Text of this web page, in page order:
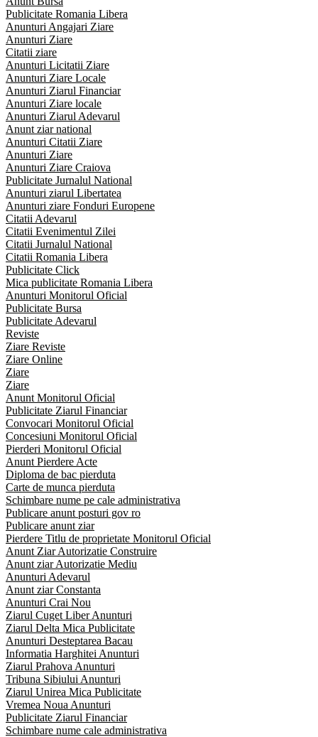
Publicitate Romania Libera
Anunturi Angajari Ziare
Anunturi Ziare
Citatii ziare
Anunturi Licitatii Ziare
Anunturi Ziare Locale
Anunturi Ziarul Financiar
Anunturi Ziare locale
Anunturi Ziarul Adevarul
Anunt ziar national
Anunturi Citatii Ziare
Anunturi Ziare
Anunturi Ziare Craiova
Publicitate Jurnalul National
Anunturi ziarul Libertatea
Anunturi ziare Fonduri Europene
Citatii Adevarul
Citatii Evenimentul Zilei
Citatii Jurnalul National
Citatii Romania Libera
Publicitate Click
Mica publicitate Romania Libera
Anunturi Monitorul Oficial
Publicitate Bursa
Publicitate Adevarul
Reviste
Ziare Reviste
Ziare Online
Ziare
Ziare
Anunt Monitorul Oficial
Publicitate Ziarul Financiar
Convocari Monitorul Oficial
Concesiuni Monitorul Oficial
Pierderi Monitorul Oficial
Anunt Pierdere Acte
Diploma de bac pierduta
Carte de munca pierduta
Schimbare nume pe cale administrativa
Publicare anunt posturi gov ro
Publicare anunt ziar
Pierdere Titlu de proprietate Monitorul Oficial
Anunt Ziar Autorizatie Construire
Anunt ziar Autorizatie Mediu
Anunturi Adevarul
Anunt ziar Constanta
Anunturi Crai Nou
Ziarul Cuget Liber Anunturi
Ziarul Delta Mica Publicitate
Anunturi Desteptarea Bacau
Informatia Harghitei Anunturi
Ziarul Prahova Anunturi
Tribuna Sibiului Anunturi
Ziarul Unirea Mica Publicitate
Vremea Noua Anunturi
Publicitate Ziarul Financiar
Schimbare nume cale administrativa